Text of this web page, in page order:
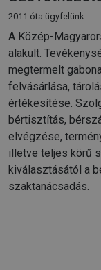
2011 óta ügyfelünk
A Közép-
alakult.
megtermelt
felvásárlása,
értékesítése.
bértisztítás,
elvégzése,
illetve teljes körű
kiválasztásától a
szaktanácsadás.